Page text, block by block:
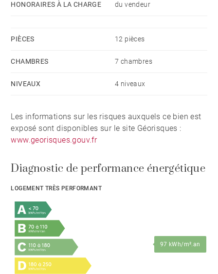
HONORAIRES À LA CHARGE du vendeur
PIÈCES 12 pièces
CHAMBRES 7 chambres
NIVEAUX 4 niveaux
Les informations sur les risques auxquels ce bien est
exposé sont disponibles sur le site Géorisques :
www.georisques.gouv.fr
Diagnostic de performance énergétique
LOGEMENT TRÈS PERFORMANT
97 kWh/m².an